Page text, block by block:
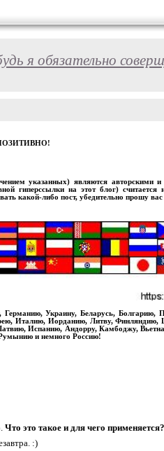
я обязательно
указанных) являются авторскими и
гиперссылки на этот блог)
какой-либо пост, убедительно прошу
Украину, Беларусь,
Италию, Иорданию, Литву, Финляндию,
Испанию, Андорру, Камбоджу,
и немного Россию!
Что это такое и для чего применяется?
:)